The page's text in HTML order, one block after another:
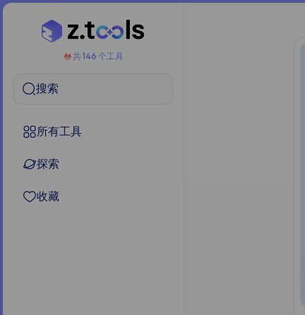
共 146 个工具
搜索
所有工具
探索
收藏